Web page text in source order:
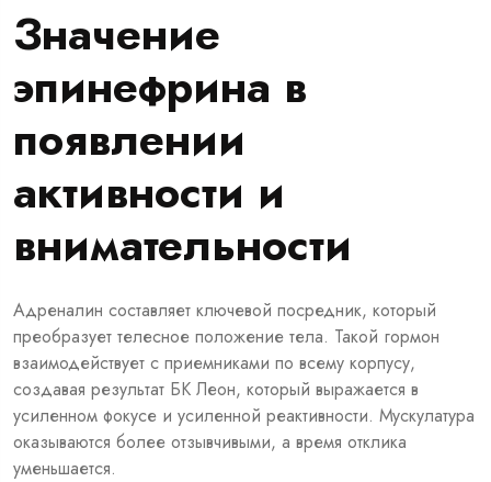
Значение
эпинефрина в
появлении
активности и
внимательности
Адреналин составляет ключевой посредник, который
преобразует телесное положение тела. Такой гормон
взаимодействует с приемниками по всему корпусу,
создавая результат БК Леон, который выражается в
усиленном фокусе и усиленной реактивности. Мускулатура
оказываются более отзывчивыми, а время отклика
уменьшается.